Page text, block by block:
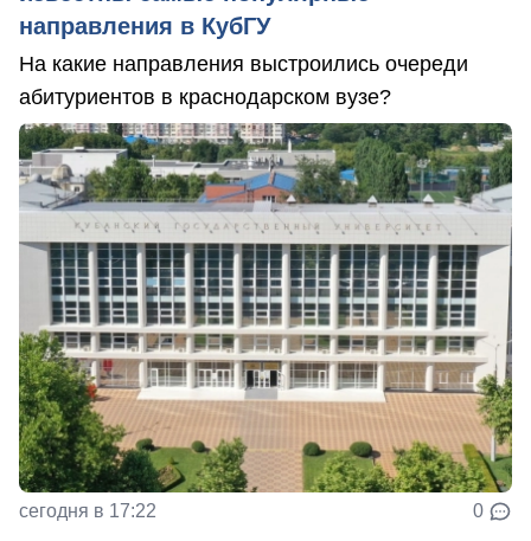
направления в КубГУ
На какие направления выстроились очереди
абитуриентов в краснодарском вузе?
сегодня в 17:22 0